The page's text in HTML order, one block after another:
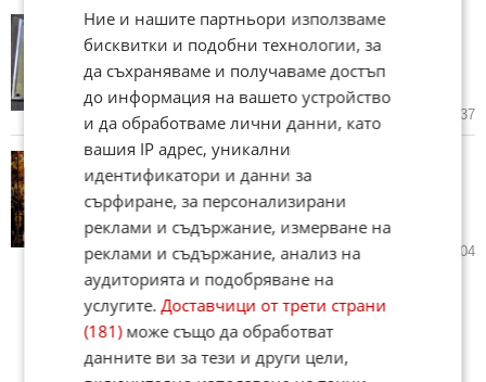
Конституционният съд ще
разгледа по същество жалбите
на ПП и ГЕРБ срещу Бюджет
1 337
СO предприема мерки във
връзка с прогнозите за много
високи температури в първите
дни на август
04.08.2026 1 604
Ние и нашите партньори използваме
бисквитки и подобни технологии, за
да съхраняваме и получаваме достъп
до информация на вашето устройство
и да обработваме лични данни, като
вашия IP адрес, уникални
идентификатори и данни за
сърфиране, за персонализирани
реклами и съдържание, измерване на
реклами и съдържание, анализ на
аудиторията и подобряване на
услугите.Доставчици от трети страни
(181)може също да обработват
данните ви за тези и други цели,